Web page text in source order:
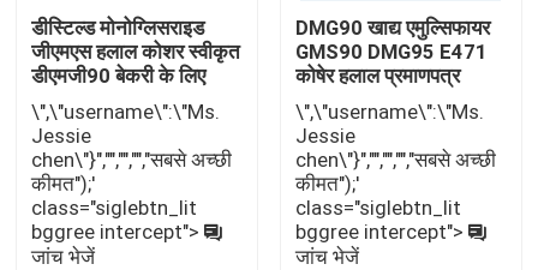
घर
उत्पादों
डीस्टिल्ड मोनोग्लिसराइड
जीएमएस हलाल कोशर स्वीकृत
डीएमजी90 बेकरी के लिए
\",\"username\":\"Ms.
Jessie
chen\"}","","","","सबसे अच्छी
कीमत");'
class="siglebtn_lit
bggree intercept">
जांच भेजें
DMG90 खाद्य एमुल्सिफायर
GMS90 DMG95 E471
कोषेर हलाल प्रमाणपत्र
\",\"username\":\"Ms.
Jessie
chen\"}","","","","सबसे अच्छी
कीमत");'
class="siglebtn_lit
bggree intercept">
जांच भेजें